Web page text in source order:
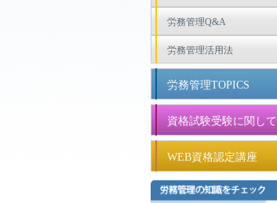
労務管理Q&A
労務管理活用法
労務管理TOPICS
資格試験受験に関して
WEB資格認定講座